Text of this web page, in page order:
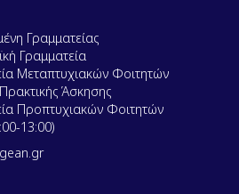
Γραμματείας
Γραμματεία
Μεταπτυχιακών Φοιτητών
Άσκησης
Προπτυχιακών Φοιτητών
13:00)